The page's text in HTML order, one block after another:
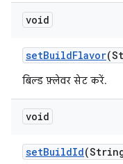
void
setBuildFlavor
बिल्ड फ़्लेवर सेट करें.
void
setBuildId